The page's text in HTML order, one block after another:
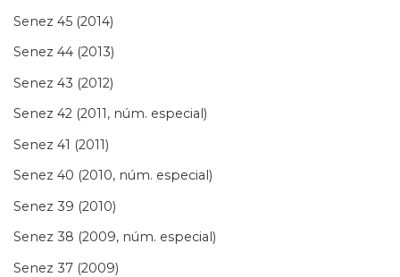
Senez 45 (2014)
Senez 44 (2013)
Senez 43 (2012)
Senez 42 (2011, núm. especial)
Senez 41 (2011)
Senez 40 (2010, núm. especial)
Senez 39 (2010)
Senez 38 (2009, núm. especial)
Senez 37 (2009)